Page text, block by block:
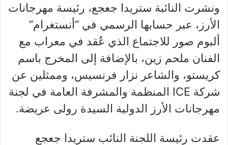
ونشرت النائبة ستريدا جعجع، رئيسة مهرجانات
الأرز، عبر حسابها الرسمي في “أنستغرام”
ألبوم صور للاجتماع الذي عُقد في معراب مع
الفنان ملحم زين، بالإضافة إلى المخرج باسم
كريستو، والشاعر نزار فرنسيس، وممثلين عن
شركة ICE المنظمة والمشرفة العامة في لجنة
مهرجانات الأرز الدولية السيدة رولى عريضة.
عقدت رئيسة اللجنة النائب ستريدا جعجع